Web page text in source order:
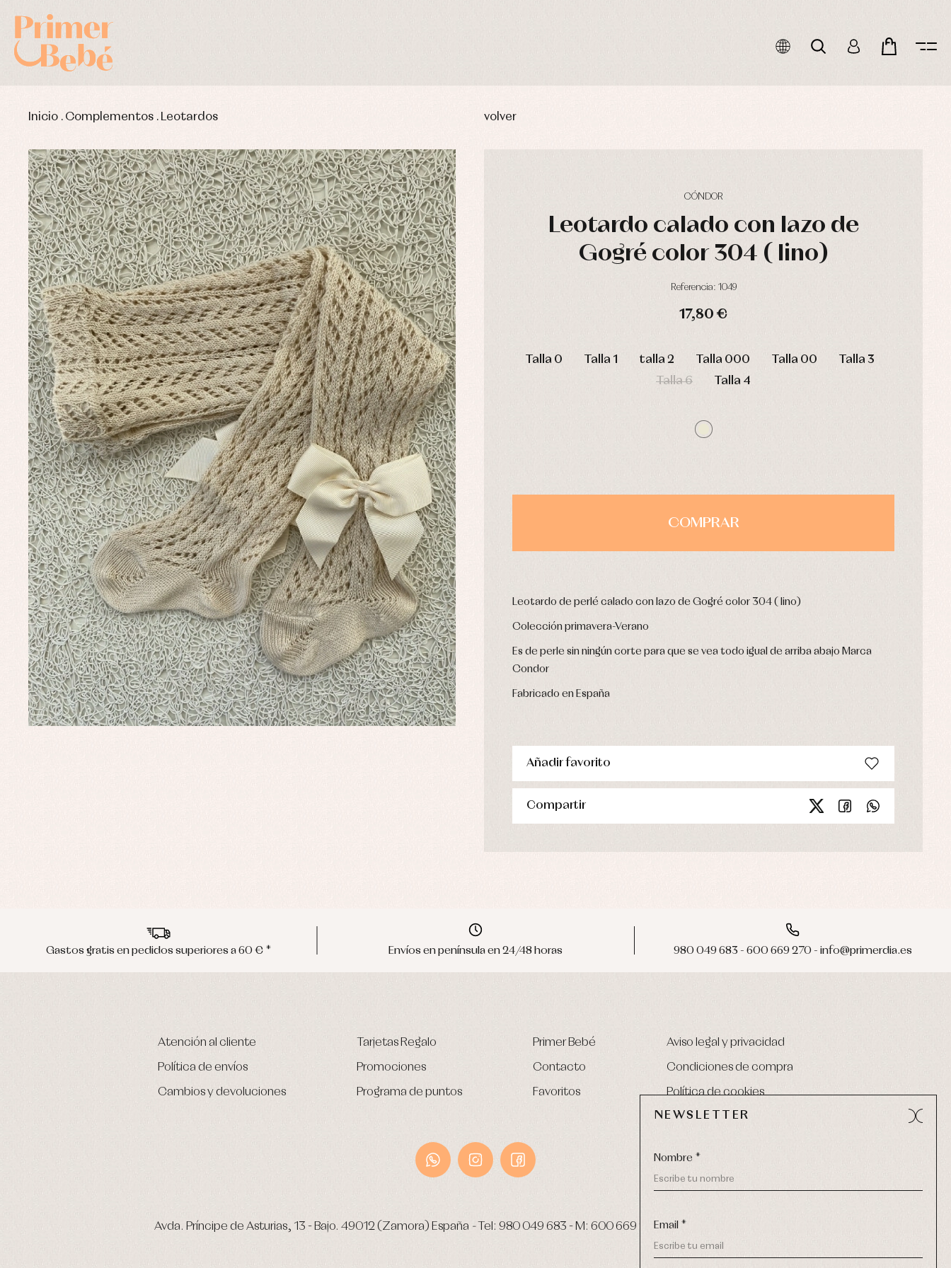
Inicio . Complementos . Leotardos volver
CÓNDOR
Leotardo calado con lazo de
Gogré color 304 ( lino)
Referencia: 1049
17,80 €
Talla 0 Talla 1 talla 2 Talla 000 Talla 00
Talla 3
Talla 6
Talla 4
COMPRAR
Leotardo de perlé calado con lazo de Gogré color 304 ( lino)
Colección primavera-Verano
Es de perle sin ningún corte para que se vea todo igual de arriba abajo Marca
Condor
Fabricado en España
Añadir favorito
Compartir
Gastos gratis en pedidos superiores a 60 € * Envíos en península en 24/48 horas 980 049 683 - 600 669 270 - info@primerdia.es
Atención al cliente
Política de envíos
Cambios y devoluciones
Tarjetas Regalo
Promociones
Programa de puntos
Primer Bebé
Contacto
Favoritos
Aviso legal y privacidad
Condiciones de compra
Política de cookies
Avda. Príncipe de Asturias, 13 - Bajo. 49012 (Zamora) España -Tel: 980 049 683 - M: 600 669 270-email:
NEWSLETTER
Nombre *
Email *
Complementos de bautizo
Conjuntos
Faldones de bautizo
Peleles y ranitas
Baberos
Blusas, camisas y jerseys
Complementos
Conjuntos
Faldones de bebé
Peleles y ranitas
Ropa interior, bodys,
pijamas...
Blusas y camisas
Chaquetas y abrigos
Complementos
Conjuntos
Peleles y ranitas
Ropa interior
Vestidos
Accesorios
Arras y fiesta
Blusas y camisas
Chaquetas y jersey
Conjuntos
Ropa de abrigo
Ropa de baño
Ropa interior
Vestidos
Arras y fiesta
Camisas
Chaquetas y jerseys
Conjuntos
Pantalones
Peleles y ranitas
Ropa de abrigo
Ropa de baño
Ropa interior
Calcetines
Gorros y capotas
Leotardos
Puericultura